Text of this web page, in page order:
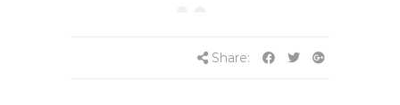
Share: